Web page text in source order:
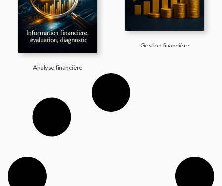
Analyse financière
Gestion financière